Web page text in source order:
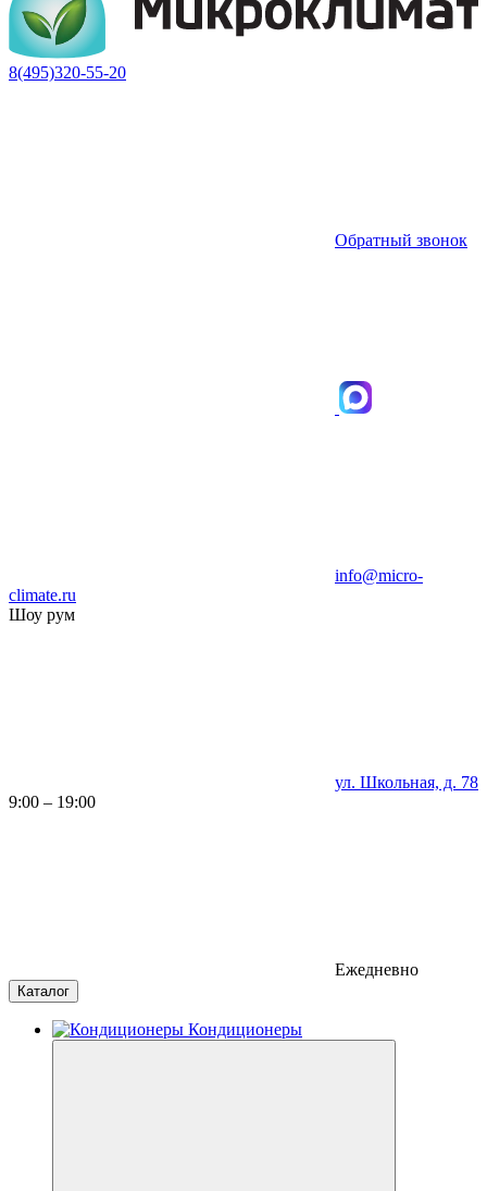
8(495)320-55-20
Обратный звонок
info@micro-
climate.ru
Шоу рум
ул. Школьная, д. 78
9:00 – 19:00
Ежедневно
Каталог
Кондиционеры